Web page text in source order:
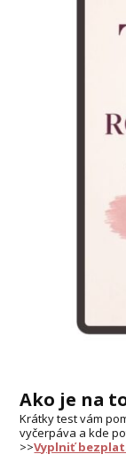
Ako je na
Krátky test vám
vyčerpáva a kde
>>Vyplniť